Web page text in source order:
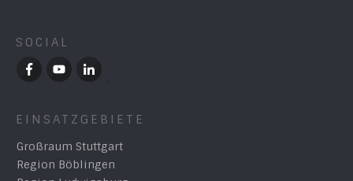
SOCIAL
EINSATZGEBIETE
Großraum Stuttgart
Region Böblingen